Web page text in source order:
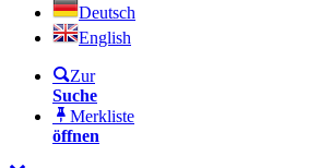
Deutsch
English
Zur
Suche
Merkliste
öffnen